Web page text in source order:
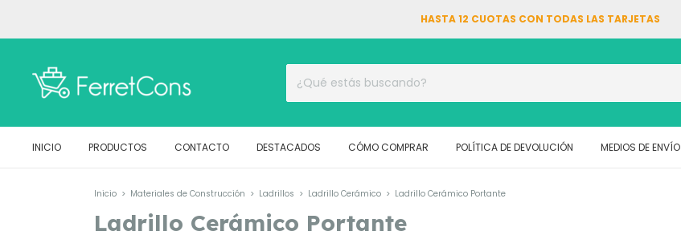
HASTA 12 CUOTAS CON TODAS LAS TARJETAS
INICIO PRODUCTOS CONTACTO DESTACADOS CÓMO COMPRAR POLÍTICA DE DEVOLUCIÓN MEDIOS DE ENVÍO
Inicio > Materiales de Construcción > Ladrillos > Ladrillo Cerámico > Ladrillo Cerámico Portante
Ladrillo Cerámico Portante